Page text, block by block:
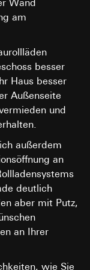
Wand
am
besser
Haus besser
Außenseite
und
außerdem
an
deutlich
aber mit Putz,
an Ihrer
wie Sie
IP-Adresse
Besuchs auf der
oder URL der
Interessen:
1 TDDDG
Daten: Art. 6
erfragen bei
Mittels
Besuchern,
werden. Durch
und zudem eine
werden.
User-
der
Typ und Event-
TikTok-
von TikTok-
1 TDDDG
Daten: